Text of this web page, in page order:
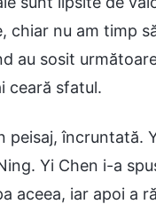
chiar nu am timp
au sosit
ceară sfatul.
încruntată.
Yi Chen i-a
aceea, iar apoi a